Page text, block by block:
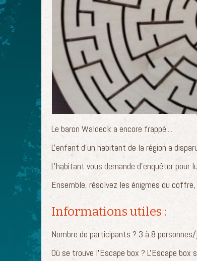
Le baron Waldeck a encore frappé....
L'enfant d'un habitant de la région a
L'habitant vous demande d'enquêter pour
Ensemble, résolvez les énigmes du
Informations utiles :
Nombre de participants ? 3 à 8
Où se trouve l'Escape box ? L'Escape